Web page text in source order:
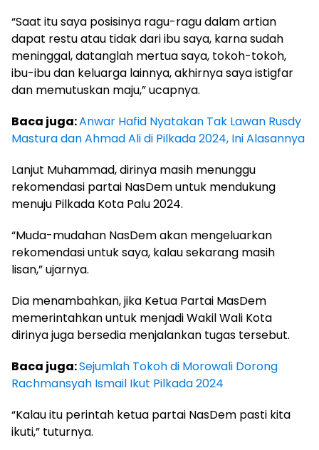
“Saat itu saya posisinya ragu-ragu dalam artian
dapat restu atau tidak dari ibu saya, karna sudah
meninggal, datanglah mertua saya, tokoh-tokoh,
ibu-ibu dan keluarga lainnya, akhirnya saya istigfar
dan memutuskan maju,” ucapnya.
Baca juga:Anwar Hafid Nyatakan Tak Lawan Rusdy
Mastura dan Ahmad Ali di Pilkada 2024, Ini Alasannya
Lanjut Muhammad, dirinya masih menunggu
rekomendasi partai NasDem untuk mendukung
menuju Pilkada Kota Palu 2024.
“Muda-mudahan NasDem akan mengeluarkan
rekomendasi untuk saya, kalau sekarang masih
lisan,” ujarnya.
Dia menambahkan, jika Ketua Partai MasDem
memerintahkan untuk menjadi Wakil Wali Kota
dirinya juga bersedia menjalankan tugas tersebut.
Baca juga:Sejumlah Tokoh di Morowali Dorong
Rachmansyah Ismail Ikut Pilkada 2024
“Kalau itu perintah ketua partai NasDem pasti kita
ikuti,” tuturnya.